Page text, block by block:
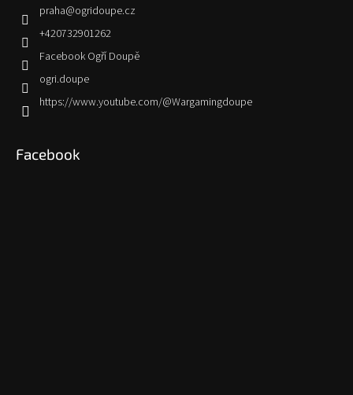
praha@ogridoupe.cz
+420732901262
Facebook Ogří Doupě
ogri.doupe
https://www.youtube.com/@Wargamingdoupe
Facebook